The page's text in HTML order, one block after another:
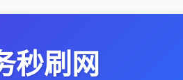
秒刷网